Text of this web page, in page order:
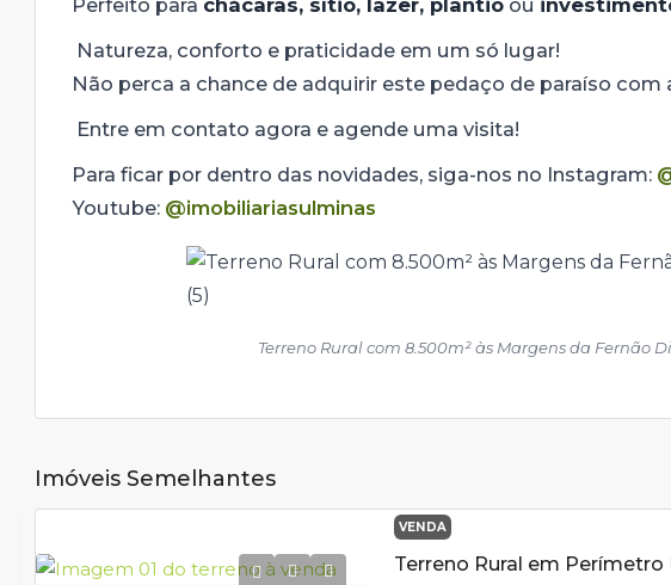
Perfeito para chácaras, sítio, lazer, plantio ou
Natureza, conforto e praticidade em um só lugar!
Não perca a chance de adquirir este pedaço de paraíso
Entre em contato agora e agende uma visita!
Para ficar por dentro das novidades, siga-nos no Instagram:
Youtube: @imobiliariasulminas
Terreno Rural com 8.500m² às Margens da Fernão
Imóveis Semelhantes
VENDA